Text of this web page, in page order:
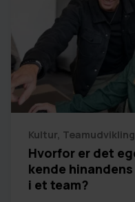
Kultur, Teamudvikling
Hvorfor er det
kende
i et team?